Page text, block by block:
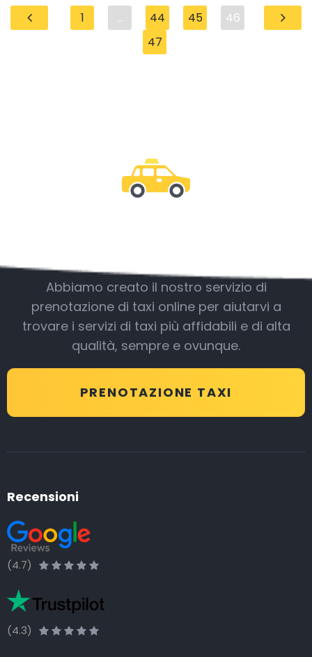
1 ... 44 45
46
47
Abbiamo creato il nostro servizio di
prenotazione di taxi online per aiutarvi a
trovare i servizi di taxi più affidabili e di alta
qualità, sempre e ovunque.
PRENOTAZIONE TAXI
Recensioni
(4.7)
(4.3)